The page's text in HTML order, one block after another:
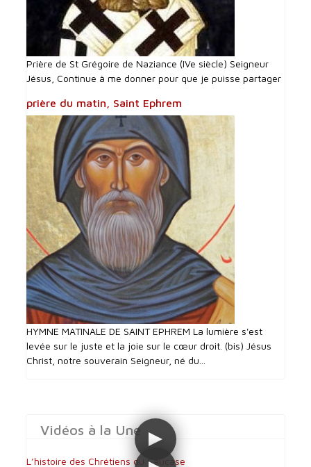
Prière de St Grégoire de Naziance (IVe siècle) Seigneur
Jésus, Continue à me donner pour que je puisse partager
prière du matin, Saint Ephrem
HYMNE MATINALE DE SAINT EPHREM La lumière s'est
levée sur le juste et la joie sur le cœur droit. (bis) Jésus
Christ, notre souverain Seigneur, né du...
Vidéos à la Une
L’histoire des Chrétiens du Caucase